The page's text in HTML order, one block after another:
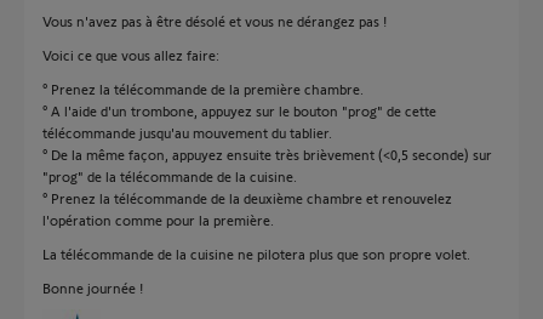
Vous n'avez pas à être désolé et vous ne dérangez pas !
Voici ce que vous allez faire:
° Prenez la télécommande de la première chambre.
° A l'aide d'un trombone, appuyez sur le bouton "prog" de cette
télécommande jusqu'au mouvement du tablier.
° De la même façon, appuyez ensuite très brièvement (<0,5 seconde) sur
"prog" de la télécommande de la cuisine.
° Prenez la télécommande de la deuxième chambre et renouvelez
l'opération comme pour la première.
La télécommande de la cuisine ne pilotera plus que son propre volet.
Bonne journée !